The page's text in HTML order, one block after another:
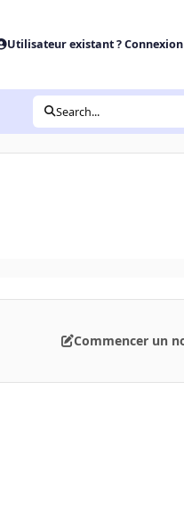
Utilisateur existant ? Connexion
Search...
Commencer un